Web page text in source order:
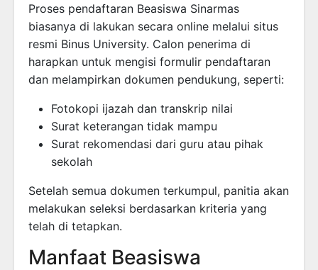
Proses pendaftaran Beasiswa Sinarmas
biasanya di lakukan secara online melalui situs
resmi Binus University. Calon penerima di
harapkan untuk mengisi formulir pendaftaran
dan melampirkan dokumen pendukung, seperti:
Fotokopi ijazah dan transkrip nilai
Surat keterangan tidak mampu
Surat rekomendasi dari guru atau pihak
sekolah
Setelah semua dokumen terkumpul, panitia akan
melakukan seleksi berdasarkan kriteria yang
telah di tetapkan.
Manfaat Beasiswa